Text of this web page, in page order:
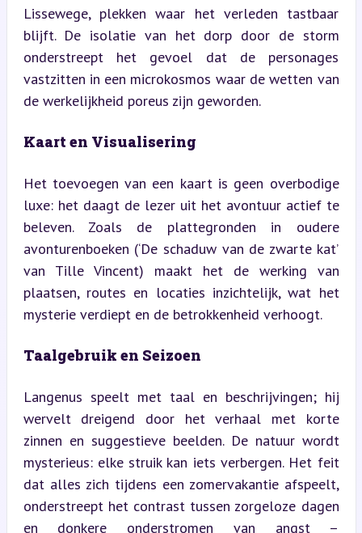
Lissewege, plekken waar het verleden tastbaar
blijft. De isolatie van het dorp door de storm
onderstreept het gevoel dat de personages
vastzitten in een microkosmos waar de wetten van
de werkelijkheid poreus zijn geworden.
Kaart en Visualisering
Het toevoegen van een kaart is geen overbodige
luxe: het daagt de lezer uit het avontuur actief te
beleven. Zoals de plattegronden in oudere
avonturenboeken (‘De schaduw van de zwarte kat’
van Tille Vincent) maakt het de werking van
plaatsen, routes en locaties inzichtelijk, wat het
mysterie verdiept en de betrokkenheid verhoogt.
Taalgebruik en Seizoen
Langenus speelt met taal en beschrijvingen; hij
wervelt dreigend door het verhaal met korte
zinnen en suggestieve beelden. De natuur wordt
mysterieus: elke struik kan iets verbergen. Het feit
dat alles zich tijdens een zomervakantie afspeelt,
onderstreept het contrast tussen zorgeloze dagen
en donkere onderstromen van angst –